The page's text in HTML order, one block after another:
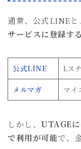
通常、公式LINEと
サービスに登録す
公式LINE Lス
メルマガ マイ
しかし、UTAGE
で利用が可能で、